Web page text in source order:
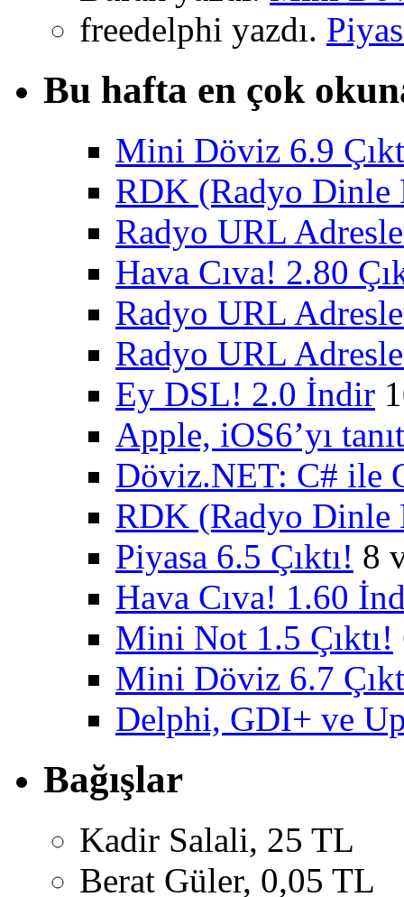
freedelphi yazdı.
Bu hafta en çok
Mini Döviz 6.9
RDK (Radyo Dinle
Radyo URL
Hava Cıva! 2.80
Radyo URL
Radyo URL
Ey DSL! 2.0 İndir
Apple, iOS6’yı
Döviz.NET: C# ile
RDK (Radyo Dinle
Piyasa 6.5 Çıktı! 8
Hava Cıva! 1.60
Mini Not 1.5 Çıktı!
Mini Döviz 6.7
Delphi, GDI+ ve
Bağışlar
Kadir Salali, 25 TL
Berat Güler, 0,05 TL